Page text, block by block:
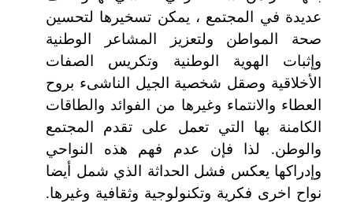
عديدة في المجتمع ، يمكن تسخيرها لتحسين
صحة المواطن ولتعزيز المشاعر الوطنية
وإثبات الهوية الوطنية وتكريس الصفات
الأخلاقية وصقل شخصية الجيل الناشىء بروح
العطاء والانتماء وغيرها من الفوائد والطاقات
الكامنة بها التي تعمل على تقدم المجتمع
والوطن. لذا فإن عدم فهم هذه النواحي
وإدراكها يعكس فشل الحداثة الذي شمل أيضا
نواحٍ اخرى فكرية وتكنولوجية وثقافية وغيرها.